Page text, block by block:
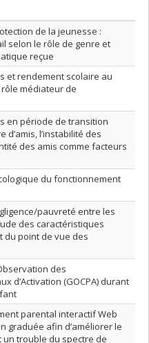
de la jeunesse :
selon le rôle de genre et
reçue
et rendement scolaire au
médiateur de
en période de transition
d’amis, l’instabilité des
des amis comme facteurs
du fonctionnement
pauvreté entre les
des caractéristiques
du point de vue des
des
d’Activation (GOCPA) durant
parental interactif Web
graduée afin d’améliorer le
un trouble du spectre de